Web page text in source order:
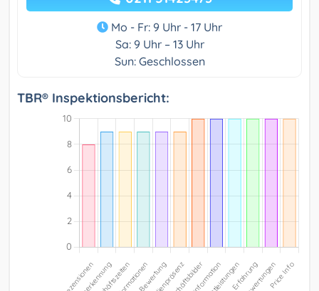
Mo - Fr: 9 Uhr - 17 Uhr
Sa: 9 Uhr – 13 Uhr
Sun: Geschlossen
TBR® Inspektionsbericht: